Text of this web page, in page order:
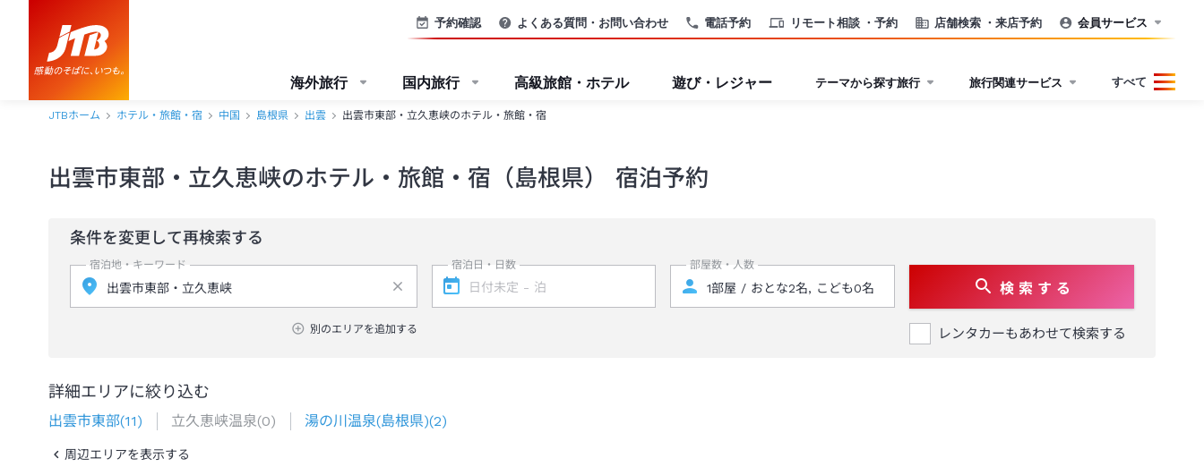
電話予約 リモート相談 ・予約 店舗検索 ・来店予約
予約確認 よくある質問・お問い合わせ 会員サービス
海外旅行 国内旅行 高級旅館・ホテル 遊び・レジャー テーマから探す旅行 旅行関連サービス すべて
JTBホーム ホテル・旅館・宿 中国 島根県 出雲 出雲市東部・立久恵峡のホテル・旅館・宿
出雲市東部・立久恵峡のホテル・旅館・宿（島根県） 宿泊予約
条件を変更して再検索する
宿泊地・キーワード
別のエリアを追加する
宿泊日・日数 部屋数・人数
検 索 す る
レンタカーもあわせて検索する
詳細エリアに絞り込む
出雲市東部(11) 立久恵峡温泉(0) 湯の川温泉(島根県)(2)
周辺エリアを表示する